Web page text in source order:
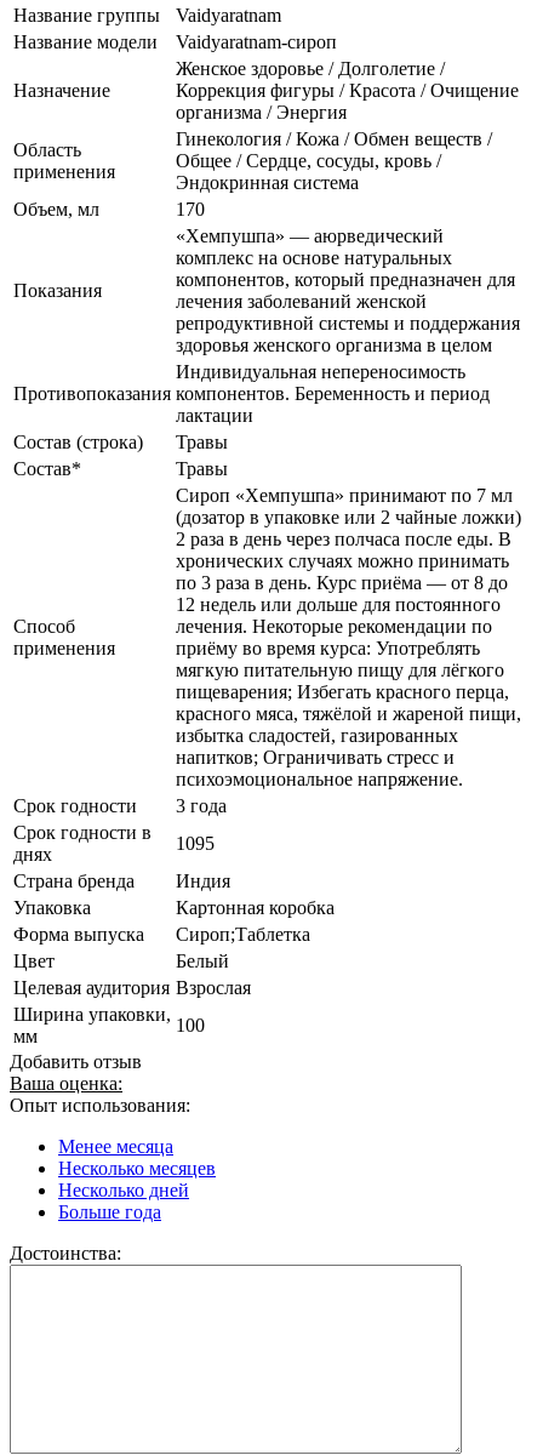
Название группы
Vaidyaratnam
Название модели
Vaidyaratnam-сироп
Назначение
Женское здоровье / Долголетие /
Коррекция фигуры / Красота / Очищение
организма / Энергия
Область
применения
Гинекология / Кожа / Обмен веществ /
Общее / Сердце, сосуды, кровь /
Эндокринная система
Объем, мл
170
Показания
«Хемпушпа» — аюрведический
комплекс на основе натуральных
компонентов, который предназначен для
лечения заболеваний женской
репродуктивной системы и поддержания
здоровья женского организма в целом
Противопоказания
Индивидуальная непереносимость
компонентов. Беременность и период
лактации
Состав (строка)
Травы
Состав*
Травы
Способ
применения
Сироп «Хемпушпа» принимают по 7 мл
(дозатор в упаковке или 2 чайные ложки)
2 раза в день через полчаса после еды. В
хронических случаях можно принимать
по 3 раза в день. Курс приёма — от 8 до
12 недель или дольше для постоянного
лечения. Некоторые рекомендации по
приёму во время курса: Употреблять
мягкую питательную пищу для лёгкого
пищеварения; Избегать красного перца,
красного мяса, тяжёлой и жареной пищи,
избытка сладостей, газированных
напитков; Ограничивать стресс и
психоэмоциональное напряжение.
Срок годности
3 года
Срок годности в
днях
1095
Страна бренда
Индия
Упаковка
Картонная коробка
Форма выпуска
Сироп;Таблетка
Цвет
Белый
Целевая аудитория Взрослая
Ширина упаковки,
мм
100
Добавить отзыв
Ваша оценка:
Опыт использования:
Менее месяца
Несколько месяцев
Несколько дней
Больше года
Достоинства: